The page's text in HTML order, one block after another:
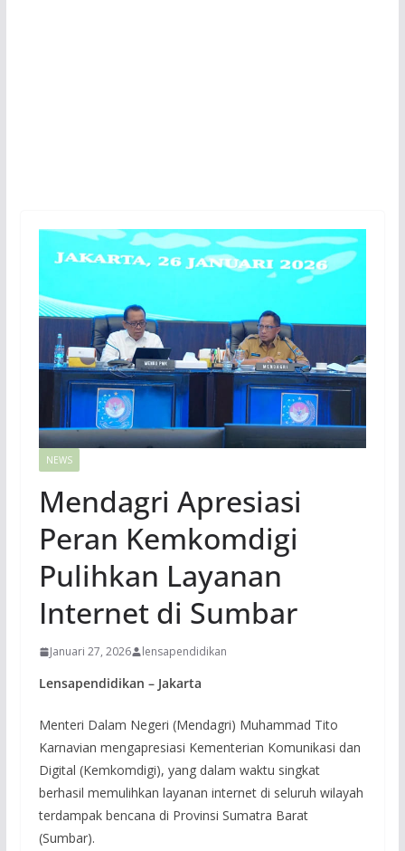
NEWS
Mendagri Apresiasi
Peran Kemkomdigi
Pulihkan Layanan
Internet di Sumbar
Januari 27, 2026 lensapendidikan
Lensapendidikan – Jakarta
Menteri Dalam Negeri (Mendagri) Muhammad Tito
Karnavian mengapresiasi Kementerian Komunikasi dan
Digital (Kemkomdigi), yang dalam waktu singkat
berhasil memulihkan layanan internet di seluruh wilayah
terdampak bencana di Provinsi Sumatra Barat
(Sumbar).